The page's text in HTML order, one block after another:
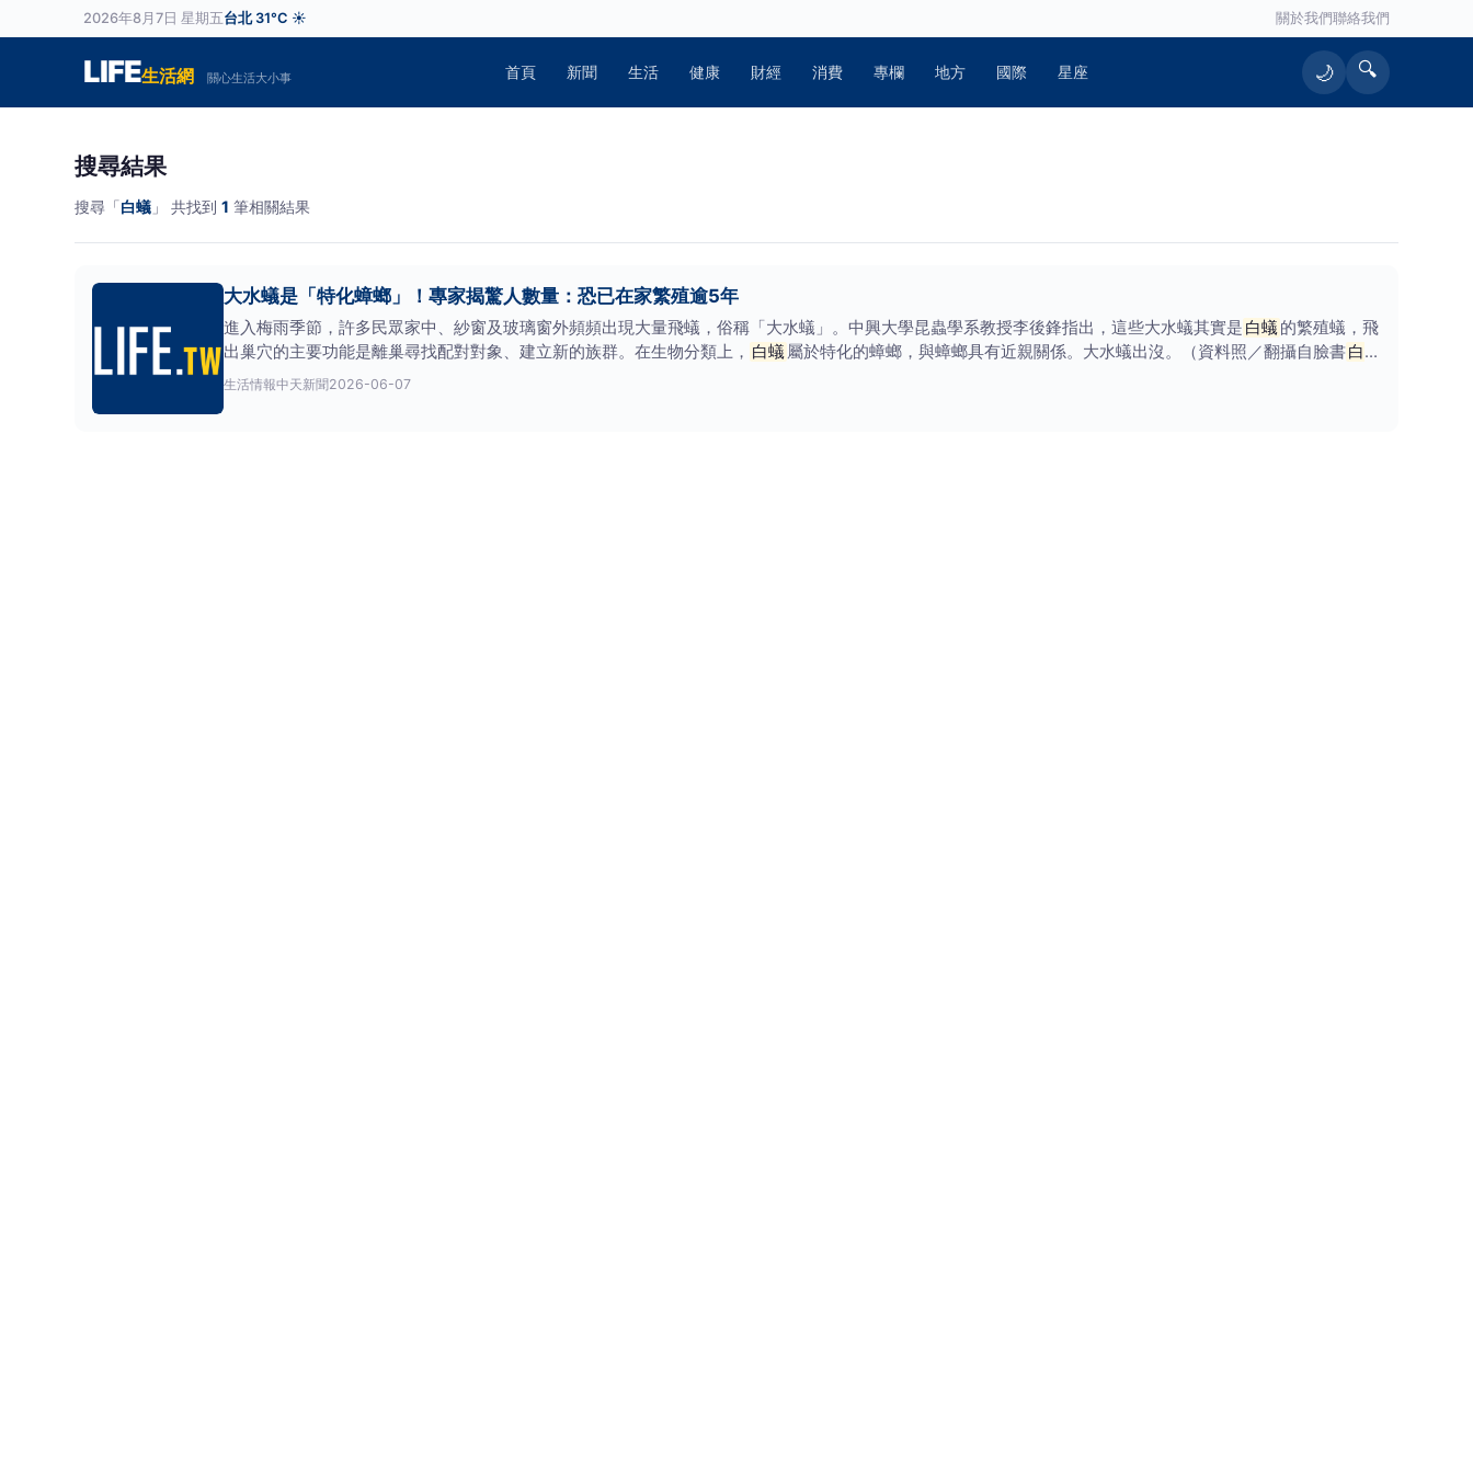
2026年8月7日 星期五台北 31°C ☀️ 關於我們聯絡我們
LIFE生活網 關心生活大小事 首頁 新聞 生活 健康 財經 消費 專欄 地方 國際 星座 🌙 🔍
搜尋結果
搜尋「白蟻 」 共找到 1 筆相關結果
大水蟻是「特化蟑螂」！專家揭驚人數量：恐已在家繁殖逾5年
進入梅雨季節，許多民眾家中、紗窗及玻璃窗外頻頻出現大量飛蟻，俗稱「大水蟻」。中興大學昆蟲學系教授李後鋒指出，這些大水蟻其實是 白蟻的繁殖蟻，飛
出巢穴的主要功能是離巢尋找配對對象、建立新的族群。在生物分類上， 白蟻屬於特化的蟑螂，與蟑螂具有近親關係。大水蟻出沒。（資料照／翻攝自臉書白
蟻(大水蟻)交流社團）
生活情報中天新聞2026-06-07